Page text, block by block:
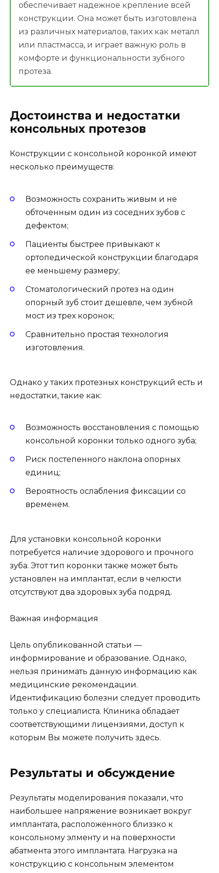
обеспечивает надежное крепление всей
конструкции. Она может быть изготовлена
из различных материалов, таких как металл
или пластмасса, и играет важную роль в
комфорте и функциональности зубного
протеза.
Достоинства и недостатки
консольных протезов
Конструкции с консольной коронкой имеют
несколько преимуществ:
Возможность сохранить живым и не
обточенным один из соседних зубов с
дефектом;
Пациенты быстрее привыкают к
ортопедической конструкции благодаря
ее меньшему размеру;
Стоматологический протез на один
опорный зуб стоит дешевле, чем зубной
мост из трех коронок;
Сравнительно простая технология
изготовления.
Однако у таких протезных конструкций есть и
недостатки, такие как:
Возможность восстановления с помощью
консольной коронки только одного зуба;
Риск постепенного наклона опорных
единиц;
Вероятность ослабления фиксации со
временем.
Для установки консольной коронки
потребуется наличие здорового и прочного
зуба. Этот тип коронки также может быть
установлен на имплантат, если в челюсти
отсутствуют два здоровых зуба подряд.
Важная информация
Цель опубликованной статьи —
информирование и образование. Однако,
нельзя принимать данную информацию как
медицинские рекомендации.
Идентификацию болезни следует проводить
только у специалиста. Клиника обладает
соответствующими лицензиями, доступ к
которым Вы можете получить здесь.
Результаты и обсуждение
Результаты моделирования показали, что
наибольшее напряжение возникает вокруг
имплантата, расположенного близзко к
консольному элменту и на поверхности
абатмента этого имплантата. Нагрузка на
конструкцию с консольным элементом